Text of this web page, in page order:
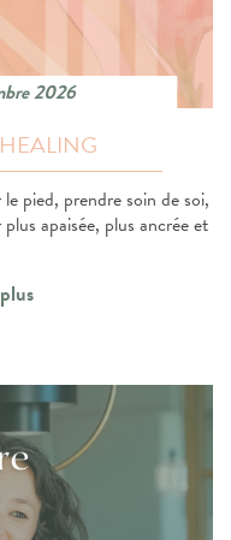
2026
pied, prendre soin de soi,
apaisée, plus ancrée et